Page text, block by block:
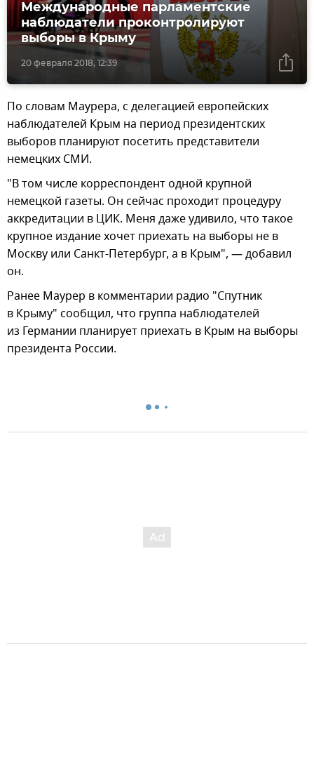
20 февраля 2018, 12:39
Международные парламентские
наблюдатели проконтролируют
выборы в Крыму
По словам Маурера, с делегацией европейских
наблюдателей Крым на период президентских
выборов планируют посетить представители
немецких СМИ.
"В том числе корреспондент одной крупной
немецкой газеты. Он сейчас проходит процедуру
аккредитации в ЦИК. Меня даже удивило, что такое
крупное издание хочет приехать на выборы не в
Москву или Санкт-Петербург, а в Крым", — добавил
он.
Ранее Маурер в комментарии радио "Спутник
в Крыму" сообщил, что группа наблюдателей
из Германии планирует приехать в Крым на выборы
президента России.